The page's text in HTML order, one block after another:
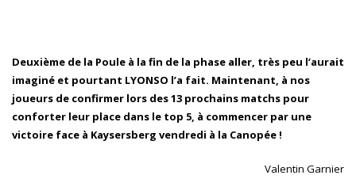
Deuxième de la Poule à la fin de la phase aller, très peu l’aurait
imaginé et pourtant LYONSO l’a fait. Maintenant, à nos
joueurs de confirmer lors des 13 prochains matchs pour
conforter leur place dans le top 5, à commencer par une
victoire face à Kaysersberg vendredi à la Canopée !
Valentin Garnier